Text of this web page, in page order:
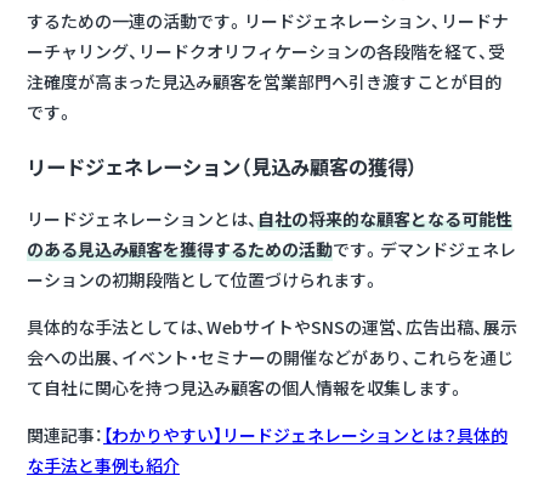
するための一連の活動です。リードジェネレーション、リードナ
ーチャリング、リードクオリフィケーションの各段階を経て、受
注確度が高まった見込み顧客を営業部門へ引き渡すことが目的
です。
リードジェネレーション（見込み顧客の獲得）
リードジェネレーションとは、自社の将来的な顧客となる可能性
のある見込み顧客を獲得するための活動です。デマンドジェネレ
ーションの初期段階として位置づけられます。
具体的な手法としては、WebサイトやSNSの運営、広告出稿、展示
会への出展、イベント・セミナーの開催などがあり、これらを通じ
て自社に関心を持つ見込み顧客の個人情報を収集します。
関連記事： 【わかりやすい】リードジェネレーションとは？具体的
な手法と事例も紹介